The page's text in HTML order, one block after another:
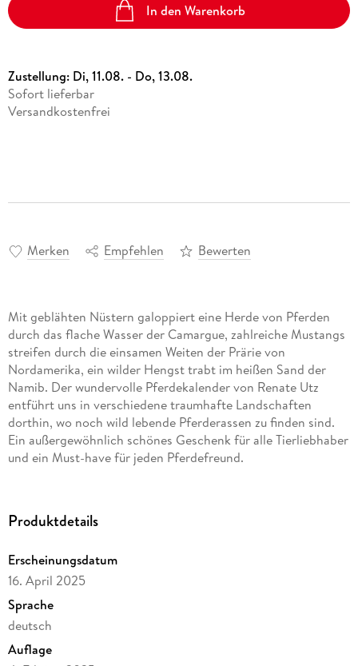
In den Warenkorb
Zustellung: Di, 11.08. - Do, 13.08.
Sofort lieferbar
Versandkostenfrei
Merken Empfehlen Bewerten
Mit geblähten Nüstern galoppiert eine Herde von Pferden
durch das flache Wasser der Camargue, zahlreiche Mustangs
streifen durch die einsamen Weiten der Prärie von
Nordamerika, ein wilder Hengst trabt im heißen Sand der
Namib. Der wundervolle Pferdekalender von Renate Utz
entführt uns in verschiedene traumhafte Landschaften
dorthin, wo noch wild lebende Pferderassen zu finden sind.
Ein außergewöhnlich schönes Geschenk für alle Tierliebhaber
und ein Must-have für jeden Pferdefreund.
ausschließlich FSC-zertifizierte Papiere aus
Überproduktion und somit deutliche Abfallmengen, da wir
bedarfsgerecht in Einzelfertigung in Deutschland (Made in
Germany) produzieren. Wir halten unsere Transportwege kurz
und sorgen für eine klimabewusste Logistik.
14 Seiten bestehend aus 1 Cover | 12 Monatsseiten | 1
Produktdetails
Erscheinungsdatum
16. April 2025
Sprache
deutsch
Auflage